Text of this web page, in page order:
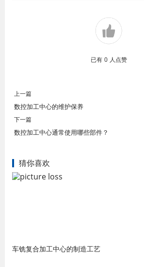
已有 0 人点赞
上一篇
数控加工中心的维护保养
下一篇
数控加工中心通常使用哪些部件？
猜你喜欢
车铣复合加工中心的制造工艺